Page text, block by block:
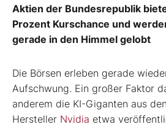
Aktien der Bundesrepublik
Prozent Kurschance und
gerade in den Himmel gelobt
Die Börsen erleben gerade
Aufschwung. Ein großer Faktor
anderem die KI-Giganten aus
Hersteller Nvidia etwa